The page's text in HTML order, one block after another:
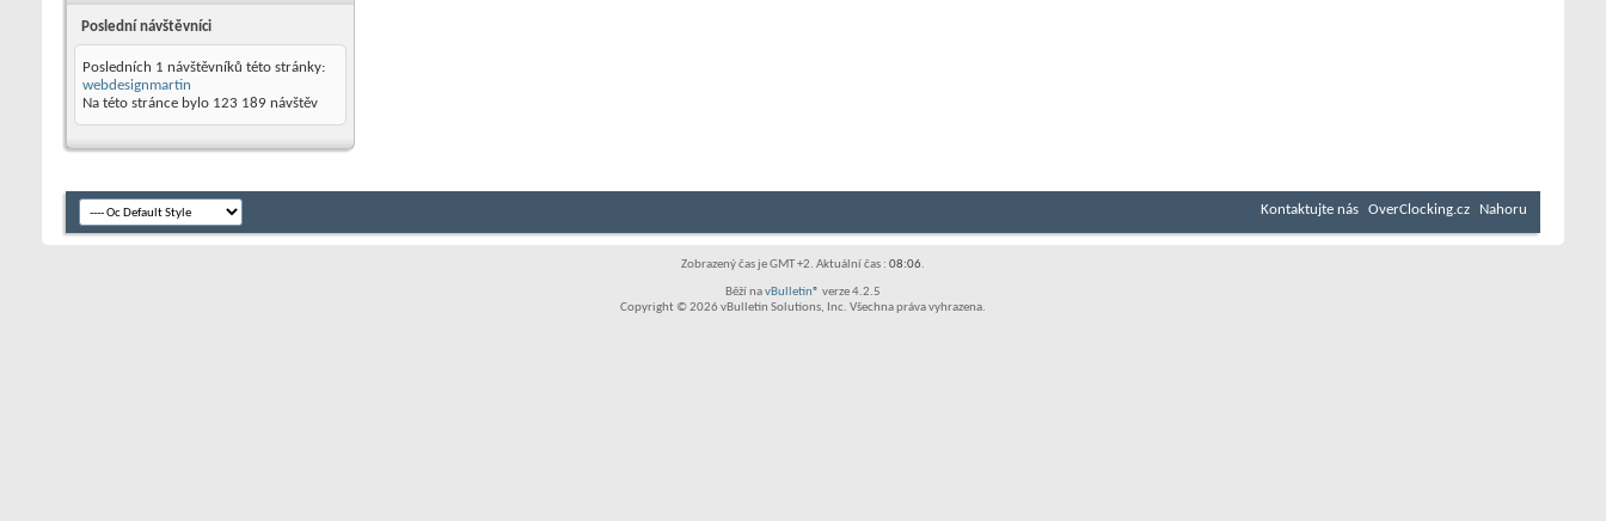
Poslední návštěvníci
Posledních 1 návštěvníků této stránky:
webdesignmartin
Na této stránce bylo 123 189 návštěv
Kontaktujte nás OverClocking.cz Nahoru
Zobrazený čas je GMT +2. Aktuální čas : 08:06.
Běží navBulletin® verze 4.2.5
Copyright © 2026 vBulletin Solutions, Inc. Všechna práva vyhrazena.